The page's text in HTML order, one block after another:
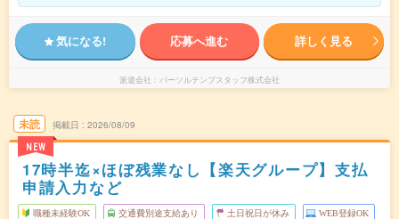
気になる! 応募へ進む 詳しく見る
派遣会社 パーソルテンプスタッフ株式会社
未読
NEW
掲載日 2026/08/09
17時半迄×ほぼ残業なし【楽天グループ】支払
申請入力など
職種未経験OK 交通費別途支給あり 土日祝日が休み WEB登録OK